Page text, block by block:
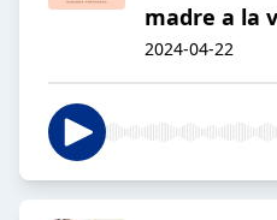
madre a la
2024-04-22